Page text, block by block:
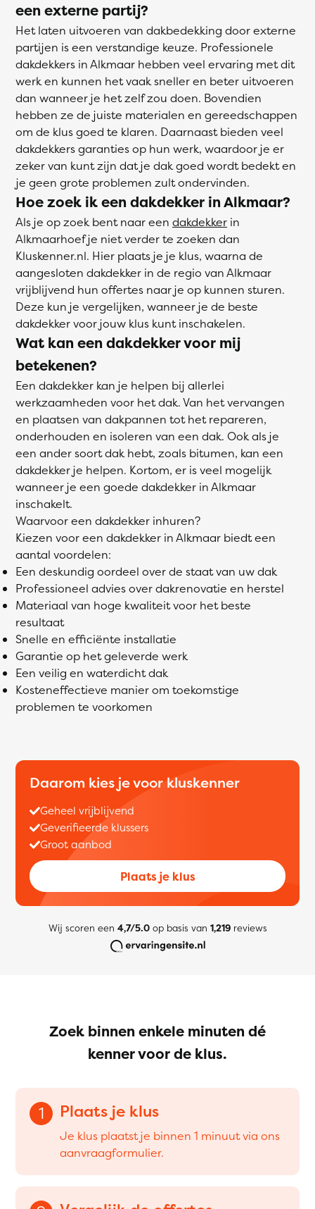
een externe partij?
Het laten uitvoeren van dakbedekking door externe
partijen is een verstandige keuze. Professionele
dakdekkers in Alkmaar hebben veel ervaring met dit
werk en kunnen het vaak sneller en beter uitvoeren
dan wanneer je het zelf zou doen. Bovendien
hebben ze de juiste materialen en gereedschappen
om de klus goed te klaren. Daarnaast bieden veel
dakdekkers garanties op hun werk, waardoor je er
zeker van kunt zijn dat je dak goed wordt bedekt en
je geen grote problemen zult ondervinden.
Hoe zoek ik een dakdekker in Alkmaar?
Als je op zoek bent naar een dakdekker in
Alkmaarhoef je niet verder te zoeken dan
Kluskenner.nl. Hier plaats je je klus, waarna de
aangesloten dakdekker in de regio van Alkmaar
vrijblijvend hun offertes naar je op kunnen sturen.
Deze kun je vergelijken, wanneer je de beste
dakdekker voor jouw klus kunt inschakelen.
Wat kan een dakdekker voor mij
betekenen?
Een dakdekker kan je helpen bij allerlei
werkzaamheden voor het dak. Van het vervangen
en plaatsen van dakpannen tot het repareren,
onderhouden en isoleren van een dak. Ook als je
een ander soort dak hebt, zoals bitumen, kan een
dakdekker je helpen. Kortom, er is veel mogelijk
wanneer je een goede dakdekker in Alkmaar
inschakelt.
Waarvoor een dakdekker inhuren?
Kiezen voor een dakdekker in Alkmaar biedt een
aantal voordelen:
Een deskundig oordeel over de staat van uw dak
Professioneel advies over dakrenovatie en herstel
Materiaal van hoge kwaliteit voor het beste
resultaat
Snelle en efficiënte installatie
Garantie op het geleverde werk
Een veilig en waterdicht dak
Kosteneffectieve manier om toekomstige
problemen te voorkomen
Daarom kies je voor kluskenner
Geheel vrijblijvend
Geverifieerde klussers
Groot aanbod
Plaats je klus
Wij scoren een 4,7/5.0op basis van 1,219reviews
Zoek binnen enkele minuten dé
kenner voor de klus.
1 Plaats je klus
Je klus plaatst je binnen 1 minuut via ons
aanvraagformulier.